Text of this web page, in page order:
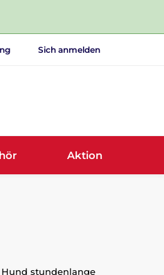
Sich anmelden
Aktion
stundenlange